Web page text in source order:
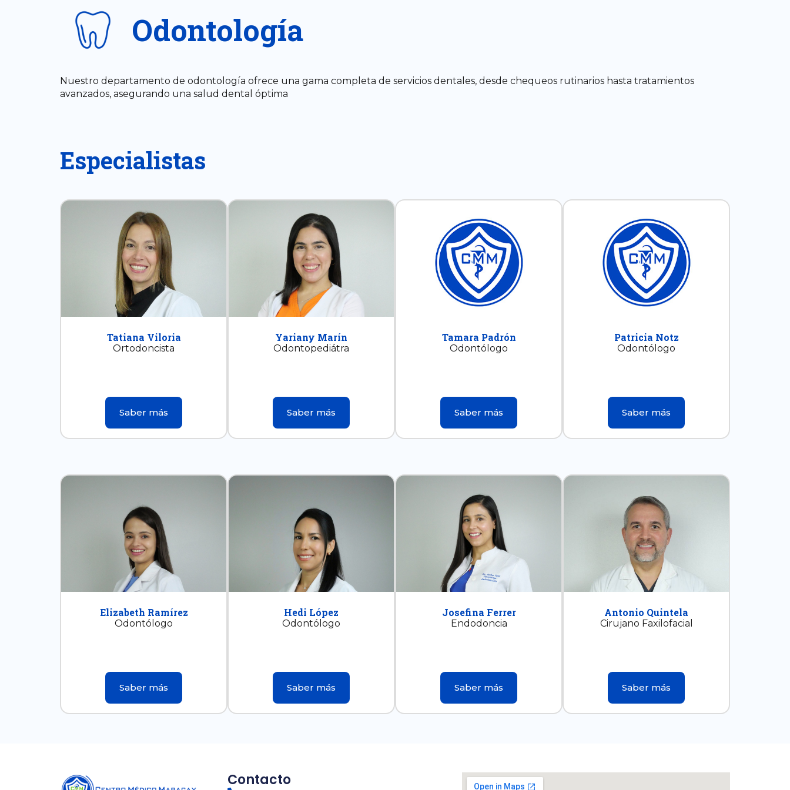
Odontología
Nuestro departamento de odontología ofrece una gama completa de servicios dentales, desde chequeos rutinarios hasta tratamientos
avanzados, asegurando una salud dental óptima
Especialistas
Tatiana Viloria
Ortodoncista
Saber más
Yariany Marín
Odontopediátra
Saber más
Tamara Padrón
Odontólogo
Saber más
Patricia Notz
Odontólogo
Saber más
Elizabeth Ramírez
Odontólogo
Saber más
Hedi López
Odontólogo
Saber más
Josefina Ferrer
Endodoncia
Saber más
Antonio Quintela
Cirujano Faxilofacial
Saber más
Contacto